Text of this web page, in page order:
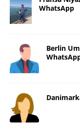
WhatsApp
Berlin